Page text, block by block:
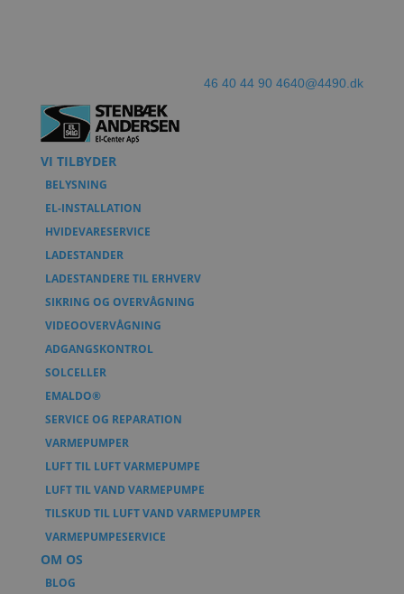
46 40 44 90 4640@4490.dk
VI TILBYDER
BELYSNING
EL-INSTALLATION
HVIDEVARESERVICE
LADESTANDER
LADESTANDERE TIL ERHVERV
SIKRING OG OVERVÅGNING
VIDEOOVERVÅGNING
ADGANGSKONTROL
SOLCELLER
EMALDO®
SERVICE OG REPARATION
VARMEPUMPER
LUFT TIL LUFT VARMEPUMPE
LUFT TIL VAND VARMEPUMPE
TILSKUD TIL LUFT VAND VARMEPUMPER
VARMEPUMPESERVICE
OM OS
BLOG